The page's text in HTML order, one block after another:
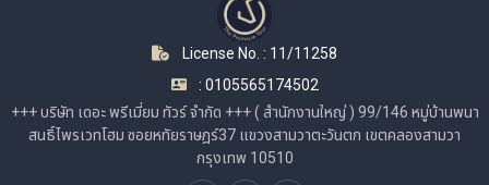
License No. : 11/11258
: 0105565174502
+++ บริษัท เดอะ พรีเมี่ยม ทัวร์ จำกัด +++ ( สำนักงานใหญ่ ) 99/146 หมู่บ้านพนา
สนธิ์ไพรเวทโฮม ซอยหทัยราษฎร์37 แขวงสามวาตะวันตก เขตคลองสามวา
กรุงเทพ 10510